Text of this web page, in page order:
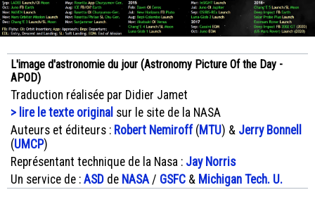
L'image d'astronomie du jour (Astronomy Picture Of the Day -
APOD)
Traduction réalisée par Didier Jamet
> lire le texte original sur le site de la NASA
Auteurs et éditeurs : Robert Nemiroff( MTU) & Jerry Bonnell
(UMCP)
Représentant technique de la Nasa : Jay Norris
Un service de : ASD de NASA/ GSFC & Michigan Tech. U.